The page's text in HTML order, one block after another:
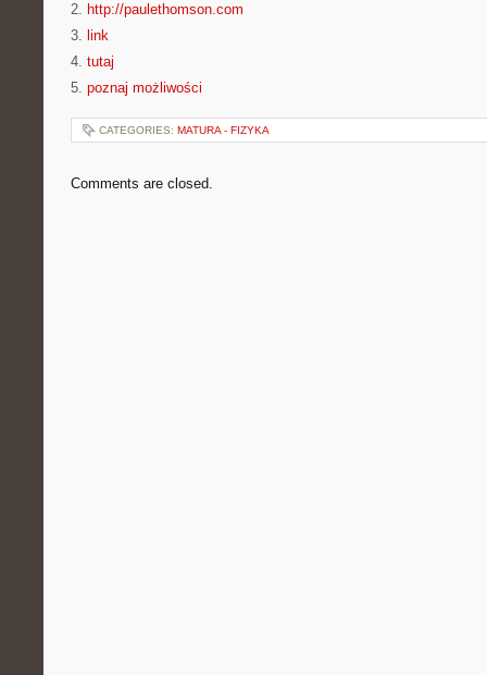
2. http://paulethomson.com
3. link
4. tutaj
5. poznaj możliwości
CATEGORIES: MATURA - FIZYKA
Comments are closed.